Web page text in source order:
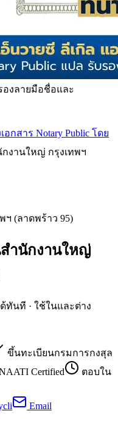
งลายมือชื่อและ
อกสาร Notary Public โดย
กงานใหญ่ กรุงเทพฯ
ฯ (ลาดพร้าว 95)
สำนักงานใหญ่
ด้ทันที · ใช้ในและต่าง
ขึ้นทะเบียนกรมการกงสุล
Certified
ตอบใน
Email